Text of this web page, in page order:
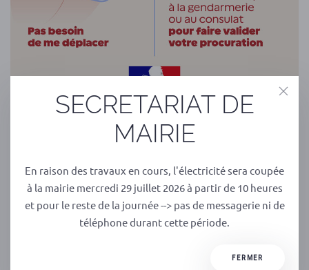
Absent le 15 ou 22 mars prochain ?
procuration en ligne !
Pour accéder à la démarche
https://www.maprocuration.gouv.fr/
SUIVANT
SECRETARIAT DE
MAIRIE
En raison des travaux en cours, l'électricité sera coupée
à la mairie mercredi 29 juillet 2026 à partir de 10 heures
et pour le reste de la journée --> pas de messagerie ni de
téléphone durant cette période.
FERMER